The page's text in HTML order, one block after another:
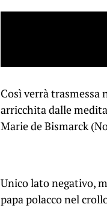
Così verrà trasmessa
arricchita dalle
Marie de Bismarck
Unico lato negativo,
papa polacco nel